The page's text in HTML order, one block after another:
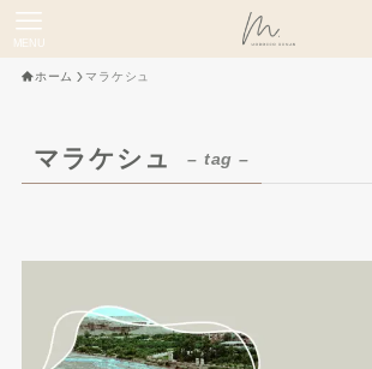
ホーム マラケシュ
マラケシュ – tag –